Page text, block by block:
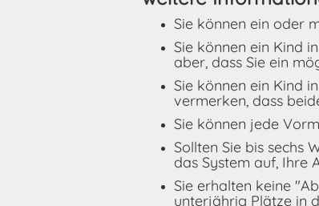
Sie können ein oder
Sie können ein Kind
aber, dass Sie ein
Sie können ein Kind
vermerken, dass
Sie können jede
Sollten Sie bis sechs
das System auf, Ihre
Sie erhalten keine
unterjährig Plätze in